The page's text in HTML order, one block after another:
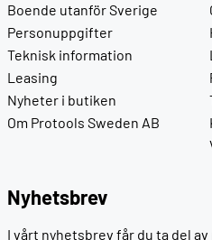
Boende utanför Sverige
Personuppgifter
Teknisk information
Leasing
Nyheter i butiken
Om Protools Sweden AB
Nyhetsbrev
I vårt nyhetsbrev får du ta del